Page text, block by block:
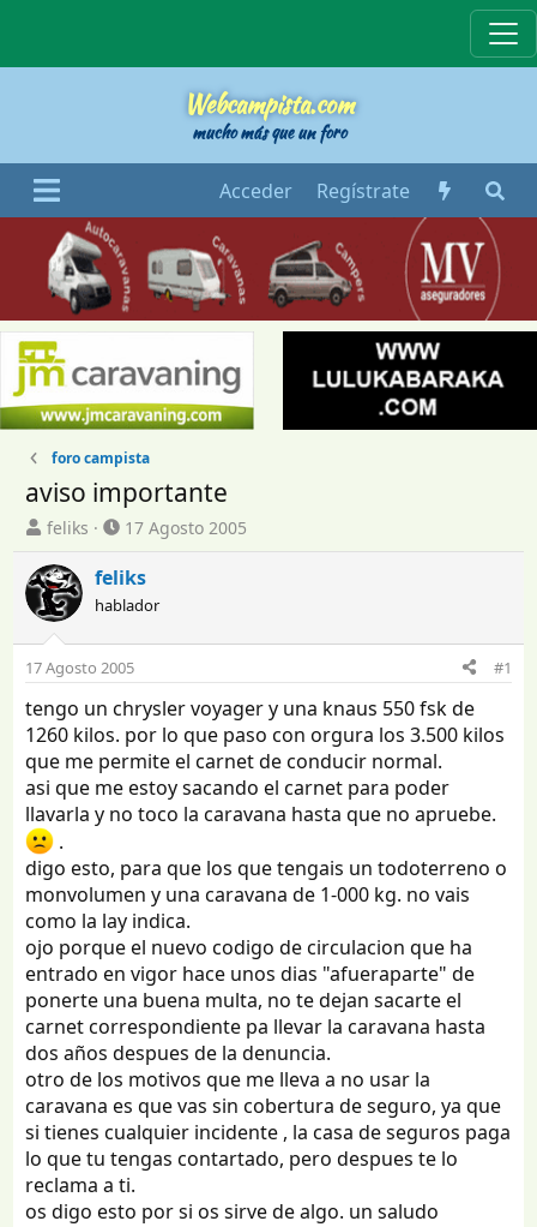
Webcampista.com
mucho más que un foro
Acceder Regístrate
foro campista
aviso importante
I
n
i
c
i
a
d
o
r
d
e
l
t
e
m
a
feliks
F
e
c
h
a
d
e
i
n
i
c
o
17 Agosto 2005
feliks
hablador
17 Agosto 2005 #1
tengo un chrysler voyager y una knaus 550 fsk de
1260 kilos. por lo que paso con orgura los 3.500 kilos
que me permite el carnet de conducir normal.
asi que me estoy sacando el carnet para poder
llavarla y no toco la caravana hasta que no apruebe.
.
digo esto, para que los que tengais un todoterreno o
monvolumen y una caravana de 1-000 kg. no vais
como la lay indica.
ojo porque el nuevo codigo de circulacion que ha
entrado en vigor hace unos dias "afueraparte" de
ponerte una buena multa, no te dejan sacarte el
carnet correspondiente pa llevar la caravana hasta
dos años despues de la denuncia.
otro de los motivos que me lleva a no usar la
caravana es que vas sin cobertura de seguro, ya que
si tienes cualquier incidente , la casa de seguros paga
lo que tu tengas contartado, pero despues te lo
reclama a ti.
os digo esto por si os sirve de algo. un saludo